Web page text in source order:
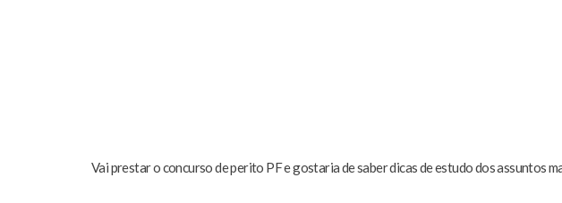
Vai prestar o concurso de perito PF e gostaria de saber dicas de estudo dos assuntos